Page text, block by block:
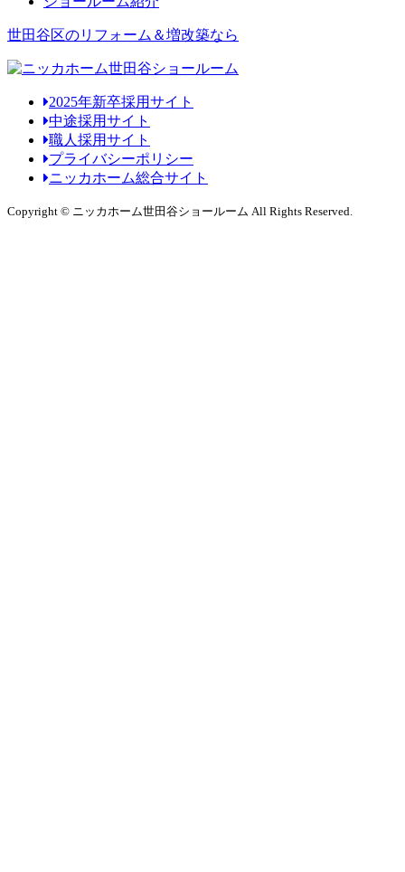
世田谷区のリフォーム＆増改築なら
2025年新卒採用サイト
中途採用サイト
職人採用サイト
プライバシーポリシー
ニッカホーム総合サイト
Copyright © ニッカホーム世田谷ショールーム All Rights Reserved.